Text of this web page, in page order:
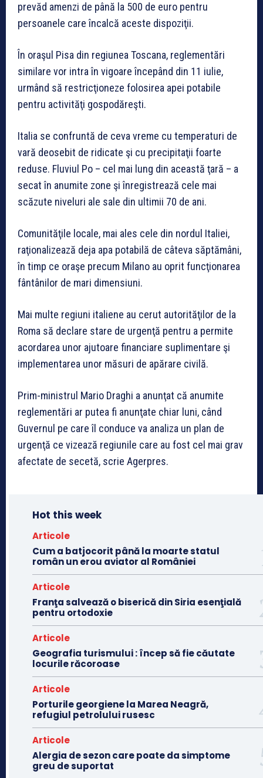
prevăd amenzi de până la 500 de euro pentru
persoanele care încalcă aceste dispoziţii.
În oraşul Pisa din regiunea Toscana, reglementări
similare vor intra în vigoare începând din 11 iulie,
urmând să restricţioneze folosirea apei potabile
pentru activităţi gospodăreşti.
Italia se confruntă de ceva vreme cu temperaturi de
vară deosebit de ridicate şi cu precipitaţii foarte
reduse. Fluviul Po – cel mai lung din această ţară – a
secat în anumite zone şi înregistrează cele mai
scăzute niveluri ale sale din ultimii 70 de ani.
Comunităţile locale, mai ales cele din nordul Italiei,
raţionalizează deja apa potabilă de câteva săptămâni,
în timp ce oraşe precum Milano au oprit funcţionarea
fântânilor de mari dimensiuni.
Mai multe regiuni italiene au cerut autorităţilor de la
Roma să declare stare de urgenţă pentru a permite
acordarea unor ajutoare financiare suplimentare şi
implementarea unor măsuri de apărare civilă.
Prim-ministrul Mario Draghi a anunţat că anumite
reglementări ar putea fi anunţate chiar luni, când
Guvernul pe care îl conduce va analiza un plan de
urgenţă ce vizează regiunile care au fost cel mai grav
afectate de secetă, scrie Agerpres.
Hot this week
Articole
Cum a batjocorit până la moarte statul
român un erou aviator al României
Articole
Franţa salvează o biserică din Siria esenţială
pentru ortodoxie
Articole
Geografia turismului : încep să fie căutate
locurile răcoroase
Articole
Porturile georgiene la Marea Neagră,
refugiul petrolului rusesc
Articole
Alergia de sezon care poate da simptome
greu de suportat